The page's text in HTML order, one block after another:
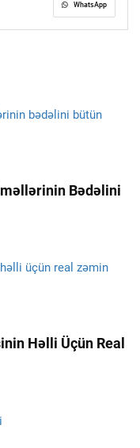
WhatsApp
Bədəlini
Həlli Üçün Real